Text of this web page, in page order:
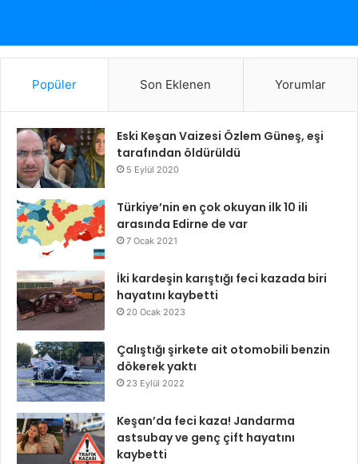
Popüler Son Eklenen Yorumlar
Eski Keşan Vaizesi Özlem Güneş, eşi
tarafından öldürüldü
5 Eylül 2020
Türkiye’nin en çok okuyan ilk 10 ili
arasında Edirne de var
7 Ocak 2021
İki kardeşin karıştığı feci kazada biri
hayatını kaybetti
20 Ocak 2023
Çalıştığı şirkete ait otomobili benzin
dökerek yaktı
23 Eylül 2022
Keşan’da feci kaza! Jandarma
astsubay ve genç çift hayatını
kaybetti